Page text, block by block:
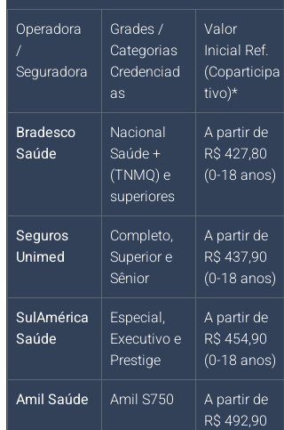
Operadora
/
Seguradora
Grades /
Categorias
Credenciad
as
Valor
Inicial Ref.
(Coparticipa
tivo)*
Bradesco
Saúde
Nacional
Saúde +
(TNMQ) e
superiores
A partir de
R$ 427,80
(0-18 anos)
Seguros
Unimed
Completo,
Superior e
Sênior
A partir de
R$ 437,90
(0-18 anos)
SulAmérica
Saúde
Especial,
Executivo e
Prestige
A partir de
R$ 454,90
(0-18 anos)
Amil Saúde
Amil S750
A partir de
R$ 492,90